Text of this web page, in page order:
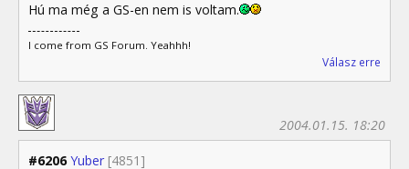
Hú ma még a GS-en nem is voltam.
I come from GS Forum. Yeahhh!
Válasz erre
#6206 Yuber [4851]
2004.01.15. 18:20